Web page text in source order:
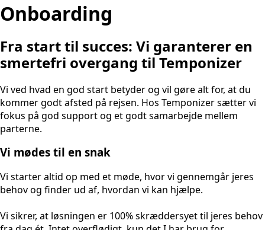
Onboarding
Fra start til succes: Vi garanterer en
smertefri overgang til Temponizer
Vi ved hvad en god start betyder og vil gøre alt for, at du
kommer godt afsted på rejsen. Hos Temponizer sætter vi
fokus på god support og et godt samarbejde mellem
parterne.
Vi mødes til en snak
Vi starter altid op med et møde, hvor vi gennemgår jeres
behov og finder ud af, hvordan vi kan hjælpe.
Vi sikrer, at løsningen er 100% skræddersyet til jeres behov